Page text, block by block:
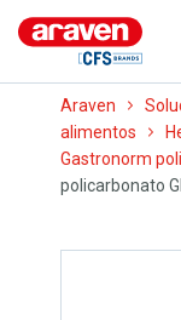
Araven
alimentos
Gastronorm
policarbonato